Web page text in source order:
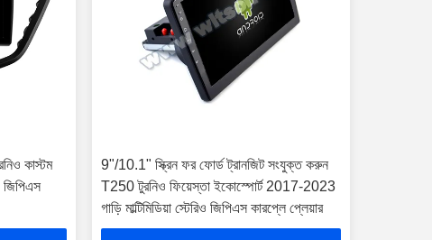
কাস্টম
জিপিএস
9"/10.1" স্ক্রিন ফর ফোর্ড ট্রানজিট সংযুক্ত করুন
T250 টুরনিও ফিয়েস্তা ইকোস্পোর্ট 2017-2023
গাড়ি মাল্টিমিডিয়া স্টেরিও জিপিএস কারপ্লে প্লেয়ার